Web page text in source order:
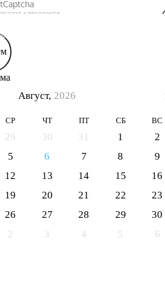
Август, 2026
СР ЧТ ПТ СБ ВС
29 30 31 1
2
5 6 7 8
9
12 13 14 15
16
19 20 21 22
23
26 27 28 29
30
2 3 4 5 6